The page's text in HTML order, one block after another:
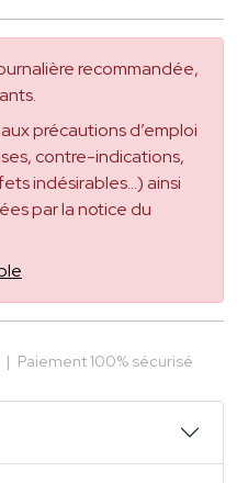
recommandée,
précautions d’emploi
contre-indications,
indésirables...) ainsi
par la notice du
| Paiement 100% sécurisé